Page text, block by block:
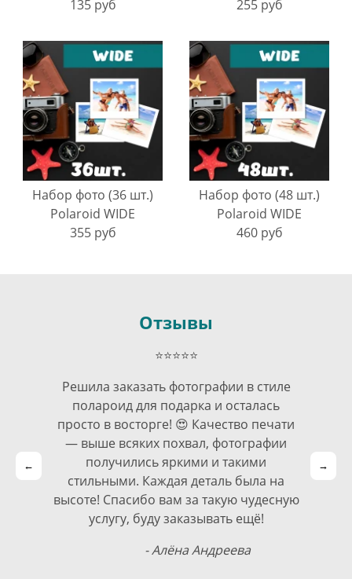
135 руб 255 руб
Набор фото (36 шт.)
Polaroid WIDE
355 руб
Набор фото (48 шт.)
Polaroid WIDE
460 руб
Отзывы
⭐⭐⭐⭐⭐
Решила заказать фотографии в стиле
полароид для подарка и осталась
просто в восторге! 😍 Качество печати
— выше всяких похвал, фотографии
получились яркими и такими
стильными. Каждая деталь была на
высоте! Спасибо вам за такую чудесную
услугу, буду заказывать ещё!
- Алёна Андреева
← →